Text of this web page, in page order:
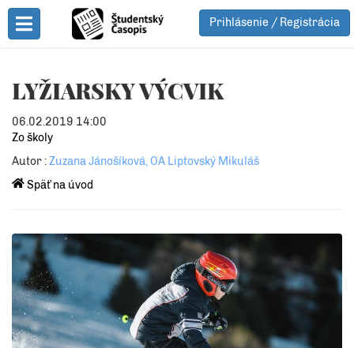
Toggle Menu
Prihlásenie / Registrácia
LYŽIARSKY VÝCVIK
06.02.2019 14:00
Zo školy
Autor :Zuzana Jánošíková, OA Liptovský Mikuláš
Späť na úvod